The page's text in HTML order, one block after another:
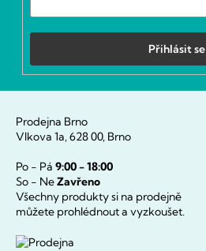
Přihlásit se
Prodejna Brno
Vlkova 1a, 628 00, Brno
Po - Pá 9:00 - 18:00
So - NeZavřeno
Všechny produkty si na prodejně
můžete prohlédnout a vyzkoušet.